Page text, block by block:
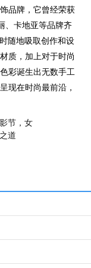
品牌，它曾经荣获
、卡地亚等品牌齐
随地吸取创作和设
质，加上对于时尚
彩诞生出无数手工
现在时尚最前沿，
节，女
道